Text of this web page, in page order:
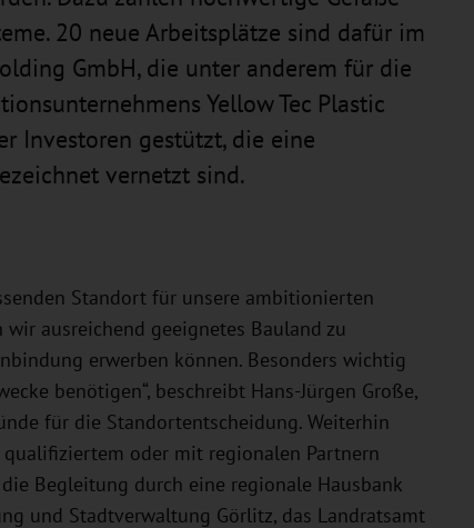
20 neue Arbeitsplätze sind dafür im
GmbH, die unter anderem für die
Yellow Tec Plastic
Investoren gestützt, die eine
vernetzt sind.
Standort für unsere ambitionierten
ausreichend geeignetes Bauland zu
erwerben können. Besonders wichtig
benötigen“, beschreibt Hans-Jürgen Große,
für die Standortentscheidung. Weiterhin
oder mit regionalen Partnern
Begleitung durch eine regionale Hausbank
und Stadtverwaltung Görlitz, das Landratsamt